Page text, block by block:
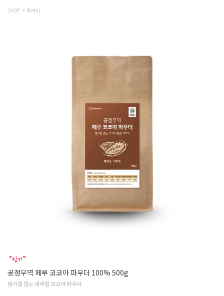
SHOP 먹거리
공정무역 페루 코코아 파우더 100% 500g
첨가물 없는 내추럴 코코아 파우더